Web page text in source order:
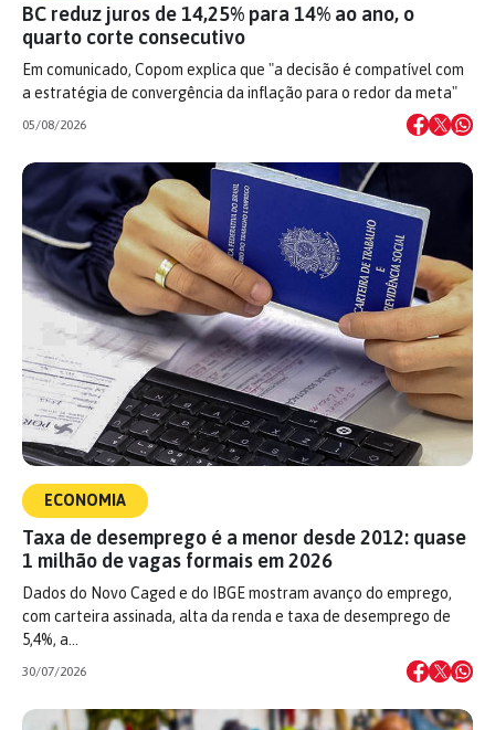
BC reduz juros de 14,25% para 14% ao ano, o
quarto corte consecutivo
Em comunicado, Copom explica que "a decisão é compatível com
a estratégia de convergência da inflação para o redor da meta"
05/08/2026
ECONOMIA
Taxa de desemprego é a menor desde 2012: quase
1 milhão de vagas formais em 2026
Dados do Novo Caged e do IBGE mostram avanço do emprego,
com carteira assinada, alta da renda e taxa de desemprego de
5,4%, a…
30/07/2026